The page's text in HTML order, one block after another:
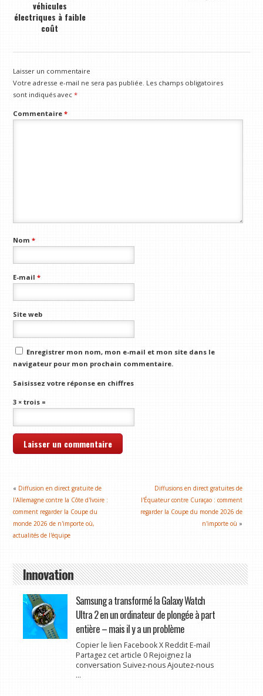
véhicules
électriques à faible
coût
Laisser un commentaire
Votre adresse e-mail ne sera pas publiée. Les champs obligatoires
sont indiqués avec*
Commentaire*
Nom*
E-mail*
Site web
Enregistrer mon nom, mon e-mail et mon site dans le
navigateur pour mon prochain commentaire.
Saisissez votre réponse en chiffres
3 × trois =
« Diffusion en direct gratuite de
l'Allemagne contre la Côte d'Ivoire :
comment regarder la Coupe du
monde 2026 de n'importe où,
actualités de l'équipe
Diffusions en direct gratuites de
l'Équateur contre Curaçao : comment
regarder la Coupe du monde 2026 de
n'importe où »
Innovation
Samsung a transformé la Galaxy Watch
Ultra 2 en un ordinateur de plongée à part
entière – mais il y a un problème
Copier le lien Facebook X Reddit E-mail
Partagez cet article 0 Rejoignez la
conversation Suivez-nous Ajoutez-nous
...